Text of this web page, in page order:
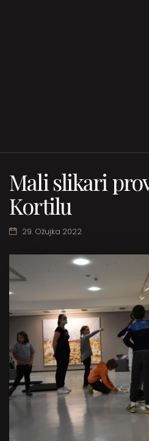
Mali slikari
Kortilu
29. Ožujka 2022.